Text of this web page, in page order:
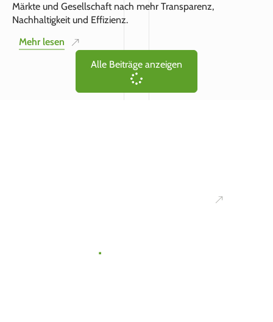
Märkte und Gesellschaft nach mehr Transparenz,
Nachhaltigkeit und Effizienz.
Mehr lesen
Alle Beiträge anzeigen
.